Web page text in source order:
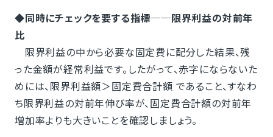
◆同時にチェックを要する指標──限界利益の対前年
比
限界利益の中から必要な固定費に配分した結果、残
った金額が経常利益です。したがって、赤字にならないた
めには、限界利益額＞固定費合計額 であること、すなわ
ち限界利益の対前年伸び率が、固定費合計額の対前年
増加率よりも大きいことを確認しましょう。